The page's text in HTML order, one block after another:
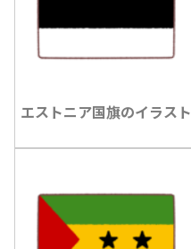
エストニア国旗のイラスト